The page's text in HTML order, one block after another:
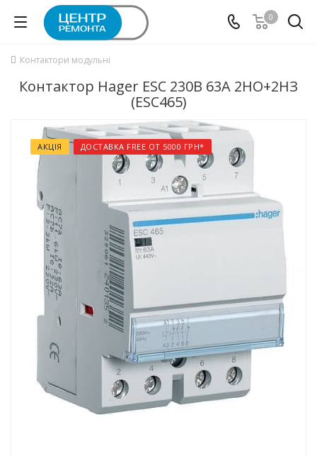
0
Контактори модульні
Контактор Hager ESC 230В 63А 2НО+2НЗ
(ESC465)
АКЦІЯ ДОСТАВКА FREE ОТ 5000 ГРН*